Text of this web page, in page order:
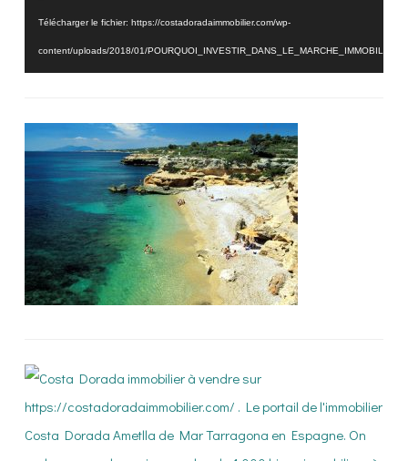
Télécharger le fichier: https://costadoradaimmobilier.com/wp-
content/uploads/2018/01/